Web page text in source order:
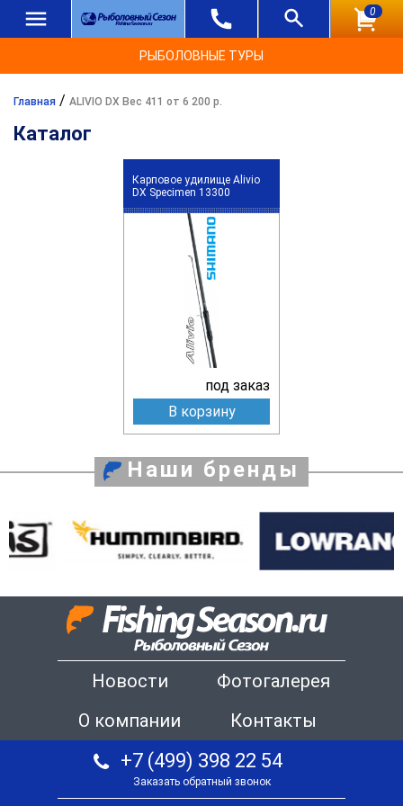
0
РЫБОЛОВНЫЕ ТУРЫ
Главная / ALIVIO DX Вес 411 от 6 200 р.
Каталог
Карповое удилище Alivio
DX Specimen 13300
под заказ
В корзину
Наши бренды
Новости
Фотогалерея
О компании
Контакты
+7 (499) 398 22 54
Заказать обратный звонок